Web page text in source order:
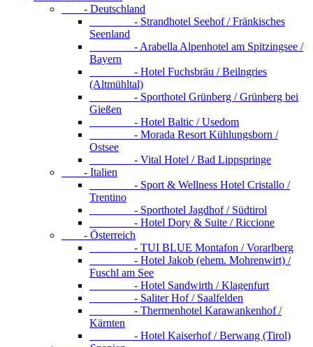
- Deutschland
- Strandhotel Seehof / Fränkisches
Seenland
- Arabella Alpenhotel am Spitzingsee /
Bayern
- Hotel Fuchsbräu / Beilngries
(Altmühltal)
- Sporthotel Grünberg / Grünberg bei
Gießen
- Hotel Baltic / Usedom
- Morada Resort Kühlungsborn /
Ostsee
- Vital Hotel / Bad Lippspringe
- Italien
- Sport & Wellness Hotel Cristallo /
Trentino
- Sporthotel Jagdhof / Südtirol
- Hotel Dory & Suite / Riccione
- Österreich
- TUI BLUE Montafon / Vorarlberg
- Hotel Jakob (ehem. Mohrenwirt) /
Fuschl am See
- Hotel Sandwirth / Klagenfurt
- Saliter Hof / Saalfelden
- Thermenhotel Karawankenhof /
Kärnten
- Hotel Kaiserhof / Berwang (Tirol)